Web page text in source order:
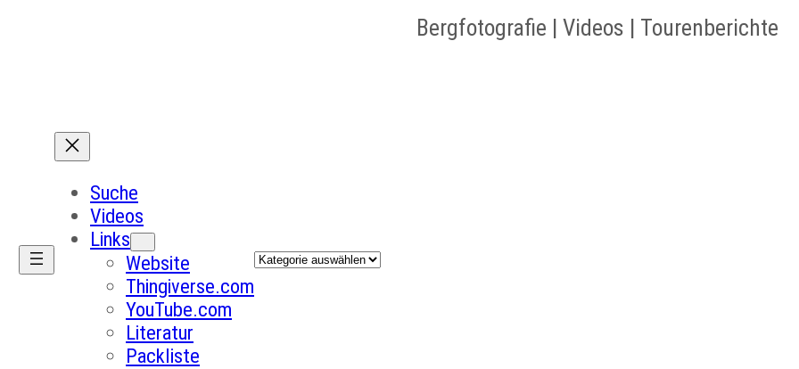
Bergfotografie | Videos | Tourenberichte
Suche
Videos
Links
Website
Thingiverse.com
YouTube.com
Literatur
Packliste
Kategorien